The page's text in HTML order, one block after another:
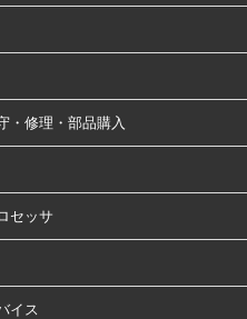
・修理・部品購入
セッサ
イス